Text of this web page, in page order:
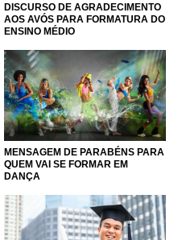
DISCURSO DE AGRADECIMENTO
AOS AVÓS PARA FORMATURA DO
ENSINO MÉDIO
MENSAGEM DE PARABÉNS PARA
QUEM VAI SE FORMAR EM
DANÇA